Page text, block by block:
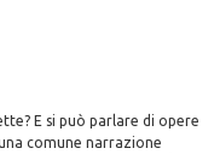
E si può parlare di opere
comune narrazione